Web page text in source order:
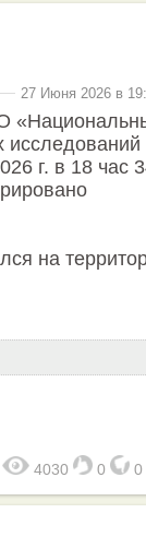
27 Июня 2026 в
исследований
г. в 18 час
на
4030 0 0